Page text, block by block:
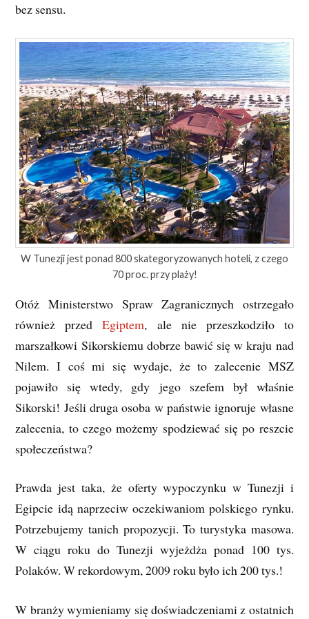
bez sensu.
W Tunezji jest ponad 800 skategoryzowanych hoteli, z czego
70 proc. przy plaży!
Otóż Ministerstwo Spraw Zagranicznych ostrzegało
również przedEgiptem, ale nie przeszkodziło to
marszałkowi Sikorskiemu dobrze bawić się w kraju nad
Nilem. I coś mi się wydaje, że to zalecenie MSZ
pojawiło się wtedy, gdy jego szefem był właśnie
Sikorski! Jeśli druga osoba w państwie ignoruje własne
zalecenia, to czego możemy spodziewać się po reszcie
społeczeństwa?
Prawda jest taka, że oferty wypoczynku w Tunezji i
Egipcie idą naprzeciw oczekiwaniom polskiego rynku.
Potrzebujemy tanich propozycji. To turystyka masowa.
W ciągu roku do Tunezji wyjeżdża ponad 100 tys.
Polaków. W rekordowym, 2009 roku było ich 200 tys.!
W branży wymieniamy się doświadczeniami z ostatnich